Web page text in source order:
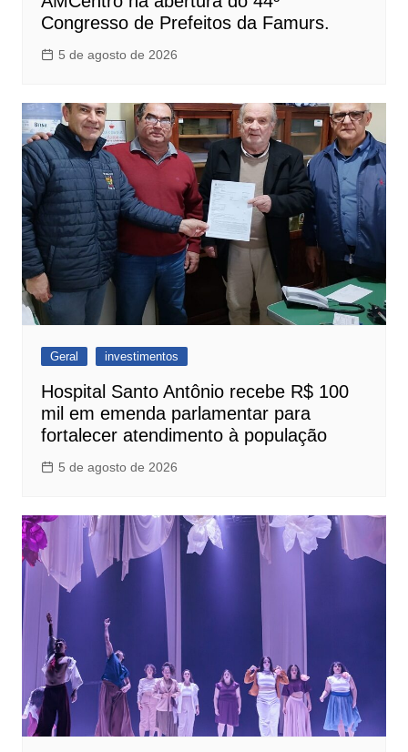
Congresso de Prefeitos da Famurs.
5 de agosto de 2026
Geral investimentos
Hospital Santo Antônio recebe R$ 100
mil em emenda parlamentar para
fortalecer atendimento à população
5 de agosto de 2026